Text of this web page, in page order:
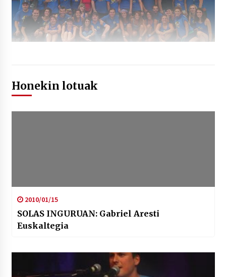
Honekin lotuak
2010/01/15
SOLAS INGURUAN: Gabriel Aresti
Euskaltegia